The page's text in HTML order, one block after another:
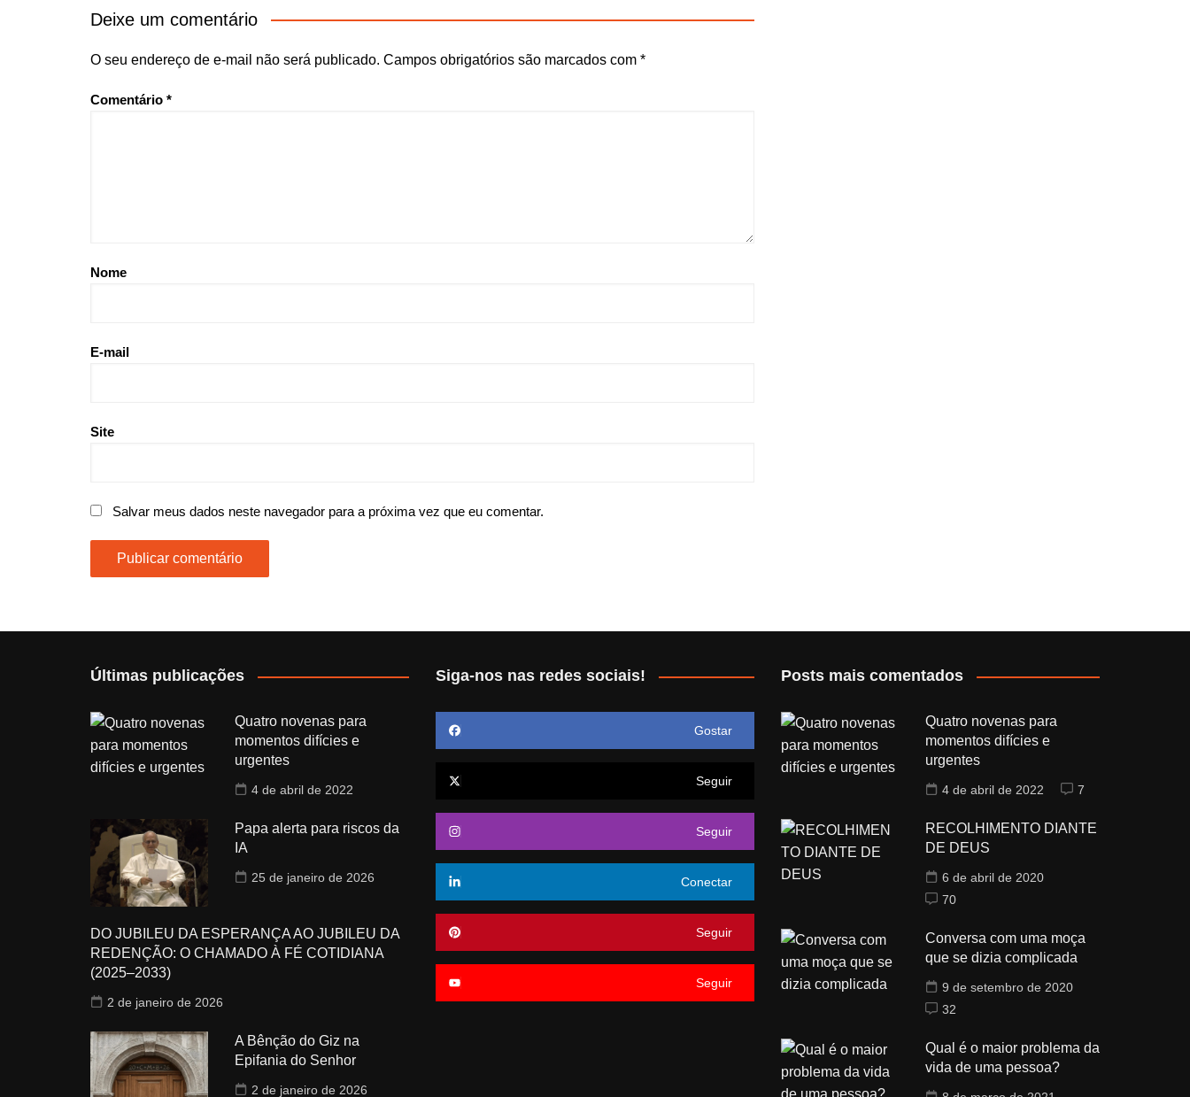
Post
Deixe um comentário
O seu endereço de e-mail não será publicado. Campos obrigatórios são marcados com *
Comentário *
Nome
E-mail
Site
Salvar meus dados neste navegador para a próxima vez que eu comentar.
Últimas publicações
Quatro novenas para
momentos difícies e
urgentes
4 de abril de 2022
Papa alerta para riscos da
IA
25 de janeiro de 2026
DO JUBILEU DA ESPERANÇA AO JUBILEU DA
REDENÇÃO: O CHAMADO À FÉ COTIDIANA
(2025–2033)
2 de janeiro de 2026
A Bênção do Giz na
Epifania do Senhor
2 de janeiro de 2026
Siga-nos nas redes sociais!
Gostar
Seguir
Seguir
Conectar
Seguir
Seguir
Posts mais comentados
Quatro novenas para
momentos difícies e
urgentes
4 de abril de 2022 7
RECOLHIMENTO DIANTE
DE DEUS
6 de abril de 2020
70
Conversa com uma moça
que se dizia complicada
9 de setembro de 2020
32
Qual é o maior problema da
vida de uma pessoa?